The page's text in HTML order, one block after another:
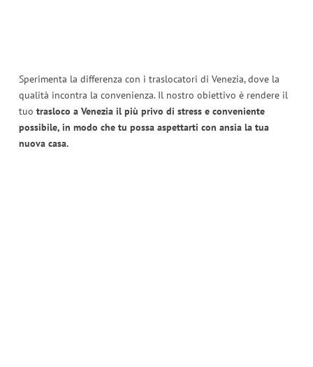
Sperimenta la differenza con i traslocatori di Venezia, dove la
qualità incontra la convenienza. Il nostro obiettivo è rendere il
tuo trasloco a Venezia il più privo di stress e conveniente
possibile, in modo che tu possa aspettarti con ansia la tua
nuova casa.